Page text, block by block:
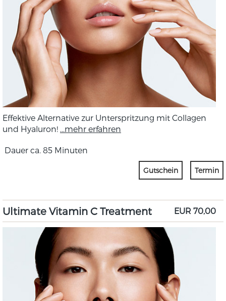
Effektive Alternative zur Unterspritzung mit Collagen
und Hyaluron! ...mehr erfahren
Dauer ca. 85 Minuten
Gutschein Termin
Ultimate Vitamin C Treatment EUR 70,00